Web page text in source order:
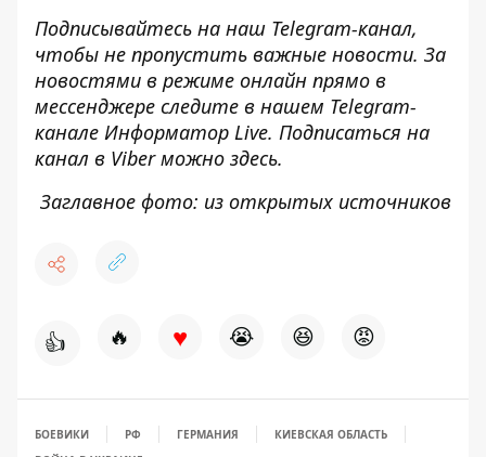
Подписывайтесь на наш Telegram-канал,
чтобы не пропустить важные новости. За
новостями в режиме онлайн прямо в
мессенджере следите в нашем Telegram-
канале Информатор Live. Подписаться на
канал в Viber можно здесь.
Заглавное фото: из открытых источников
👍 🔥 ♥ 😭 😆 😡
БОЕВИКИ РФ ГЕРМАНИЯ
КИЕВСКАЯ ОБЛАСТЬ